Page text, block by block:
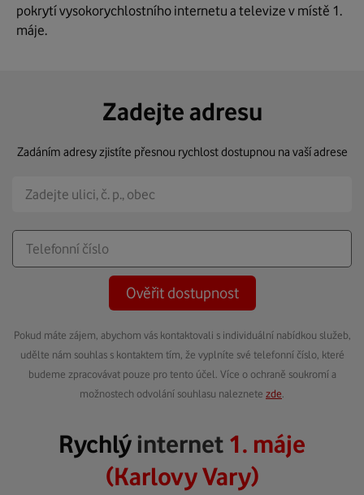
pokrytí vysokorychlostního internetu a televize v místě 1.
máje.
Zadejte adresu
Zadáním adresy zjistíte přesnou rychlost dostupnou na vaší adrese
Ověřit dostupnost
Pokud máte zájem, abychom vás kontaktovali s individuální nabídkou služeb,
udělte nám souhlas s kontaktem tím, že vyplníte své telefonní číslo, které
budeme zpracovávat pouze pro tento účel. Více o ochraně soukromí a
možnostech odvolání souhlasu naleznete zde
Rychlýinternet 1. máje
(Karlovy Vary)